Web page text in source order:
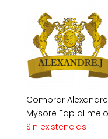
era:
Comprar
Mysore Edp al
Sin existencias